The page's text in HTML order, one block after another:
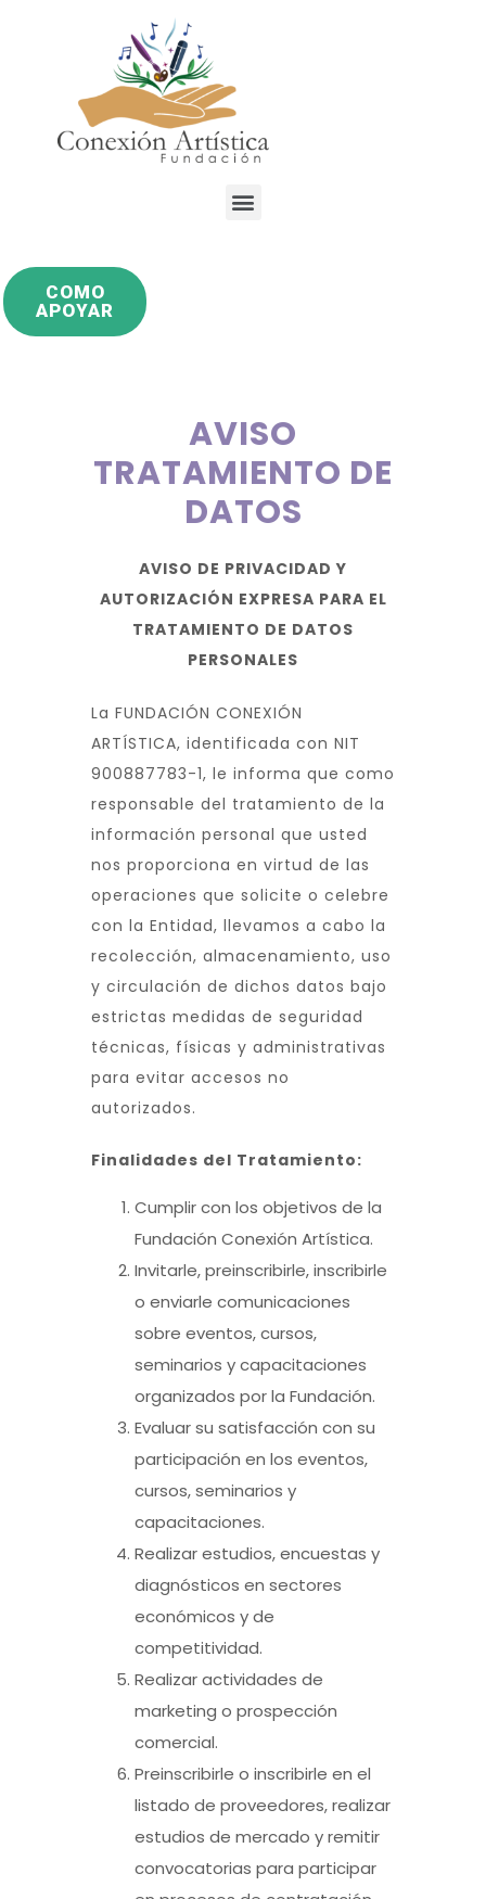
COMO
APOYAR
AVISO
TRATAMIENTO DE
DATOS
AVISO DE PRIVACIDAD Y
AUTORIZACIÓN EXPRESA PARA EL
TRATAMIENTO DE DATOS
PERSONALES
La FUNDACIÓN CONEXIÓN
ARTÍSTICA, identificada con NIT
900887783-1, le informa que como
responsable del tratamiento de la
información personal que usted
nos proporciona en virtud de las
operaciones que solicite o celebre
con la Entidad, llevamos a cabo la
recolección, almacenamiento, uso
y circulación de dichos datos bajo
estrictas medidas de seguridad
técnicas, físicas y administrativas
para evitar accesos no
autorizados.
Finalidades del Tratamiento:
Cumplir con los objetivos de la
Fundación Conexión Artística.
Invitarle, preinscribirle, inscribirle
o enviarle comunicaciones
sobre eventos, cursos,
seminarios y capacitaciones
organizados por la Fundación.
Evaluar su satisfacción con su
participación en los eventos,
cursos, seminarios y
capacitaciones.
Realizar estudios, encuestas y
diagnósticos en sectores
económicos y de
competitividad.
Realizar actividades de
marketing o prospección
comercial.
Preinscribirle o inscribirle en el
listado de proveedores, realizar
estudios de mercado y remitir
convocatorias para participar